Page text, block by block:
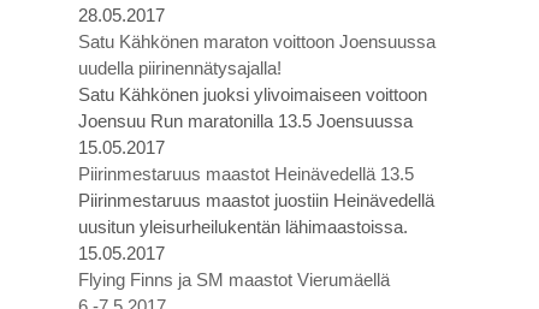
28.05.2017
Satu Kähkönen maraton voittoon Joensuussa
uudella piirinennätysajalla!
Satu Kähkönen juoksi ylivoimaiseen voittoon
Joensuu Run maratonilla 13.5 Joensuussa
15.05.2017
Piirinmestaruus maastot Heinävedellä 13.5
Piirinmestaruus maastot juostiin Heinävedellä
uusitun yleisurheilukentän lähimaastoissa.
15.05.2017
Flying Finns ja SM maastot Vierumäellä